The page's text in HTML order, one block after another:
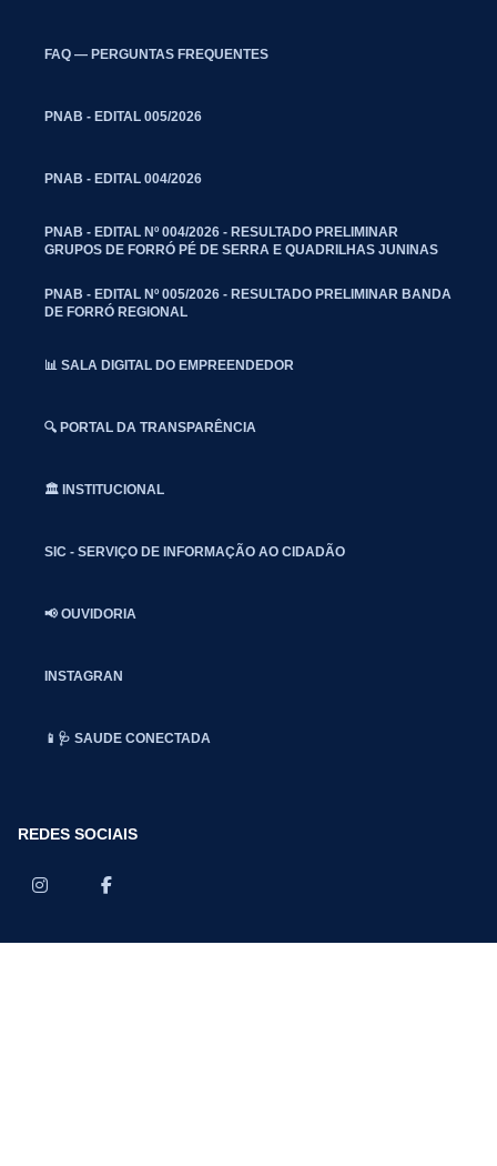
FAQ — PERGUNTAS FREQUENTES
PNAB - EDITAL 005/2026
PNAB - EDITAL 004/2026
PNAB - EDITAL Nº 004/2026 - RESULTADO PRELIMINAR
GRUPOS DE FORRÓ PÉ DE SERRA E QUADRILHAS JUNINAS
PNAB - EDITAL Nº 005/2026 - RESULTADO PRELIMINAR BANDA
DE FORRÓ REGIONAL
📊 SALA DIGITAL DO EMPREENDEDOR
🔍 PORTAL DA TRANSPARÊNCIA
🏛️ INSTITUCIONAL
SIC - SERVIÇO DE INFORMAÇÃO AO CIDADÃO
📢 OUVIDORIA
INSTAGRAN
📱🩺 SAUDE CONECTADA
REDES SOCIAIS